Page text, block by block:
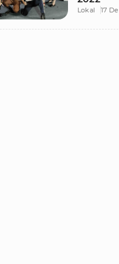
Lokal 17